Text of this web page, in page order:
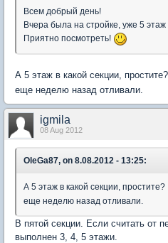
Всем добрый день!
Вчера была на стройке, уже 5
Приятно посмотреть!
А 5 этаж в какой секции, простите?
еще неделю назад отливали.
igmila
08 Aug 2012
OleGa87, on 8.08.2012 - 13:25:
А 5 этаж в какой секции, простите?
еще неделю назад отливали.
В пятой секции. Если считать от
выполнен 3, 4, 5 этажи.